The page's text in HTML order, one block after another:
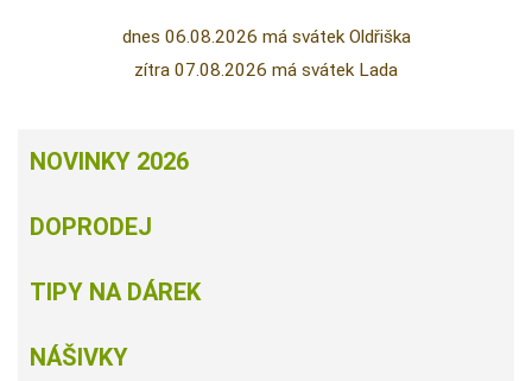
dnes 06.08.2026 má svátek Oldřiška
zítra 07.08.2026 má svátek Lada
NOVINKY 2026
DOPRODEJ
TIPY NA DÁREK
NÁŠIVKY